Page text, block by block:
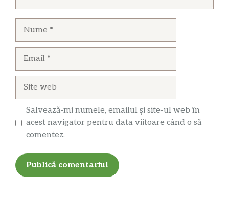
Salvează-mi numele, emailul și site-ul web în
acest navigator pentru data viitoare când o să
comentez.